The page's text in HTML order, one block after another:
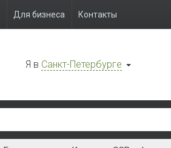
Для бизнеса Контакты
Я в Санкт-Петербурге